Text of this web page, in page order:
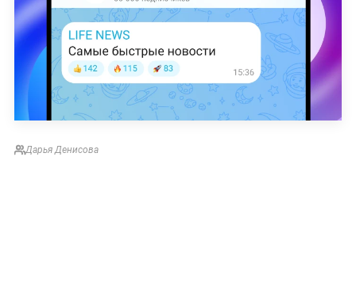
Дарья Денисова